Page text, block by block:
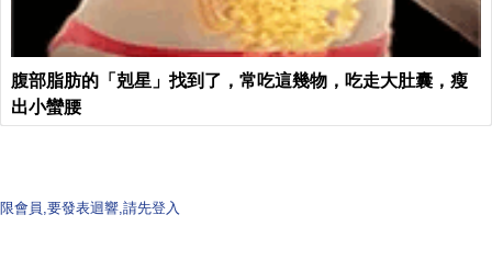
腹部脂肪的「剋星」找到了，常吃這幾物，吃走大肚囊，瘦
出小蠻腰
限會員,要發表迴響,請先登入